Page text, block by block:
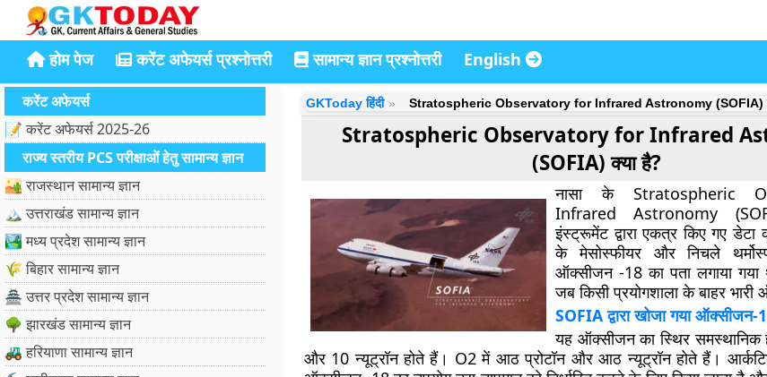
होम पेज करेंट अफेयर्स प्रश्नोत्तरी सामान्य ज्ञान प्रश्नोत्तरी English
करेंट अफेयर्स
📝 करेंट अफेयर्स 2025-26
राज्य स्तरीय PCS परीक्षाओं हेतु सामान्य ज्ञान
🏜️ राजस्थान सामान्य ज्ञान
🏔️ उत्तराखंड सामान्य ज्ञान
🏞️ मध्य प्रदेश सामान्य ज्ञान
🌾 बिहार सामान्य ज्ञान
🏯 उत्तर प्रदेश सामान्य ज्ञान
🌳 झारखंड सामान्य ज्ञान
🚜 हरियाणा सामान्य ज्ञान
GKToday हिंदी Stratospheric Observatory for Infrared Astronomy (SOFIA)
Stratospheric Observatory for Infrared
(SOFIA) क्या है?
नासा के Stratospheric
Infrared Astronomy
इंस्ट्रूमेंट द्वारा एकत्र किए गए
के मेसोस्फीयर और निचले
ऑक्सीजन -18 का पता लगाया गया
जब किसी प्रयोगशाला के बाहर
SOFIA द्वारा खोजा गया ऑक्सीजन-
यह ऑक्सीजन का स्थिर
और 10 न्यूट्रॉन होते हैं। O2 में आठ प्रोटॉन और आठ न्यूट्रॉन होते हैं।